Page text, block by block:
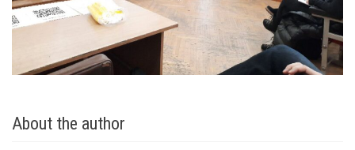
About the author